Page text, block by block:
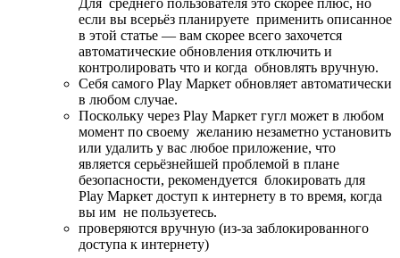
Для среднего пользователя это скорее плюс, но
если вы всерьёз планируете применить описанное
в этой статье — вам скорее всего захочется
автоматические обновления отключить и
контролировать что и когда обновлять вручную.
Себя самого Play Маркет обновляет автоматически
в любом случае.
Поскольку через Play Маркет гугл может в любом
момент по своему желанию незаметно установить
или удалить у вас любое приложение, что
является серьёзнейшей проблемой в плане
безопасности, рекомендуется блокировать для
Play Маркет доступ к интернету в то время, когда
вы им не пользуетесь.
проверяются вручную (из-за заблокированного
доступа к интернету)